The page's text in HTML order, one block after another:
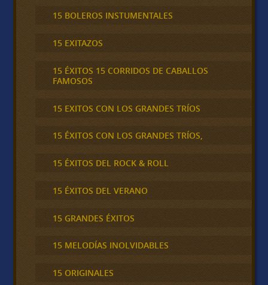
15 BOLEROS INSTUMENTALES
15 EXITAZOS
15 ÉXITOS 15 CORRIDOS DE CABALLOS
FAMOSOS
15 EXITOS CON LOS GRANDES TRÍOS
15 ÉXITOS CON LOS GRANDES TRÍOS,
15 ÉXITOS DEL ROCK & ROLL
15 ÉXITOS DEL VERANO
15 GRANDES ÉXITOS
15 MELODÍAS INOLVIDABLES
15 ORIGINALES